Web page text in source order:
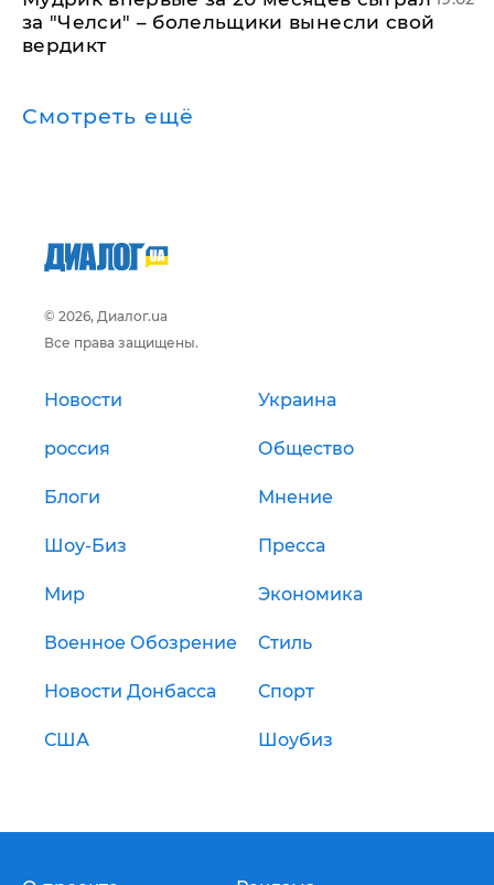
за "Челси" – болельщики вынесли свой
вердикт
Смотреть ещё
© 2026, Диалог.ua
Все права защищены.
Новости Украина
россия Общество
Блоги Мнение
Шоу-Биз Пресса
Мир Экономика
Военное Обозрение Стиль
Новости Донбасса Спорт
США Шоубиз